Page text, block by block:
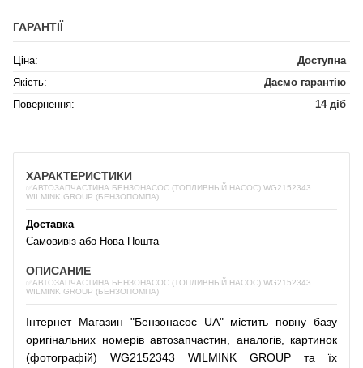
ГАРАНТІЇ
Ціна:
Доступна
Якість:
Даємо гарантію
Повернення:
14 діб
ХАРАКТЕРИСТИКИ
✅АВТОЗАПЧАСТИНА БЕНЗОНАСОС (ТОПЛИВНЫЙ НАСОС) WG2152343
WILMINK GROUP (БЕНЗОПОМПА)
Доставка
Самовивіз або Нова Пошта
ОПИСАНИЕ
✅АВТОЗАПЧАСТИНА БЕНЗОНАСОС (ТОПЛИВНЫЙ НАСОС) WG2152343
WILMINK GROUP (БЕНЗОПОМПА)
Інтернет Магазин "Бензонасос UA" містить повну базу
оригінальних номерів автозапчастин аналогів,
картинок
(фотографій) WG2152343 WILMINK GROUP та їх